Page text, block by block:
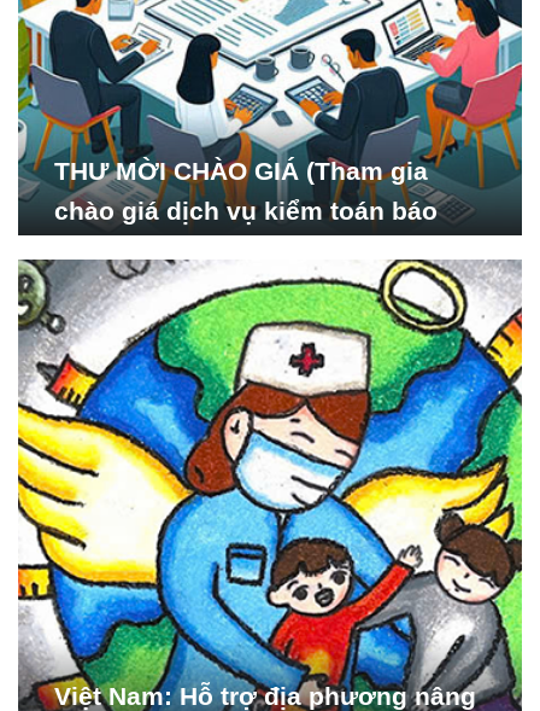
THƯ MỜI CHÀO GIÁ (Tham gia
chào giá dịch vụ kiểm toán báo
Nghiên cứu Phát triển Xã
hội_ISDS)
Việt Nam: Hỗ trợ địa phương nâng